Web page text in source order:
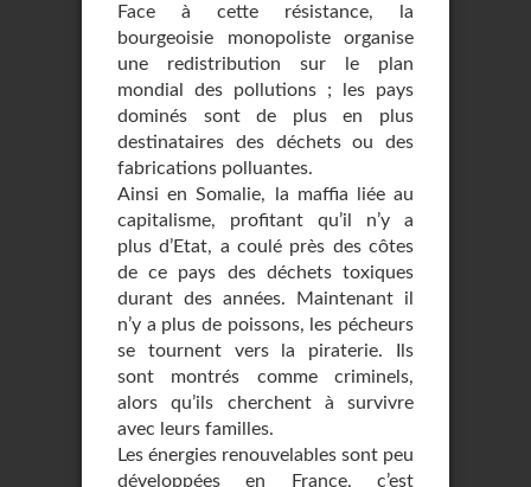
Face à cette résistance, la
bourgeoisie monopoliste organise
une redistribution sur le plan
mondial des pollutions ; les pays
dominés sont de plus en plus
destinataires des déchets ou des
fabrications polluantes.
Ainsi en Somalie, la maffia liée au
capitalisme, profitant qu’il n’y a
plus d’Etat, a coulé près des côtes
de ce pays des déchets toxiques
durant des années. Maintenant il
n’y a plus de poissons, les pécheurs
se tournent vers la piraterie. Ils
sont montrés comme criminels,
alors qu’ils cherchent à survivre
avec leurs familles.
Les énergies renouvelables sont peu
développées en France, c’est